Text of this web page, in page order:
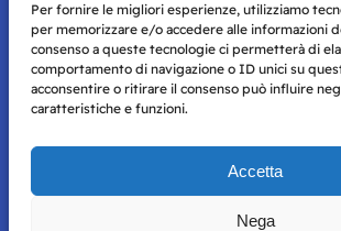
Per fornire le migliori esperienze, utilizziamo
per memorizzare e/o accedere alle informazioni
consenso a queste tecnologie ci permetterà di
comportamento di navigazione o ID unici su
acconsentire o ritirare il consenso può influire
caratteristiche e funzioni.
Accetta
Nega
Storie di Napoli è una testata registrata presso il
per mero scopo didattico e informativo.